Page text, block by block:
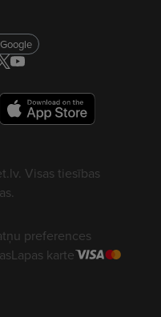
Visas tiesības
preferences
Lapas karte